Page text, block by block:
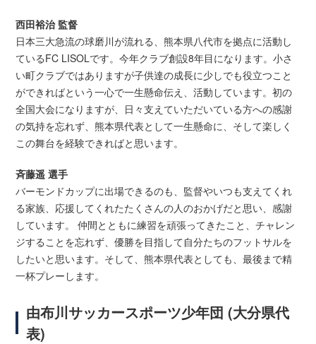
西田裕治 監督
日本三大急流の球磨川が流れる、熊本県八代市を拠点に活動し
ているFC LISOLです。今年クラブ創設8年目になります。小さ
い町クラブではありますが子供達の成長に少しでも役立つこと
ができればという一心で一生懸命伝え、活動しています。初の
全国大会になりますが、日々支えていただいている方への感謝
の気持を忘れず、熊本県代表として一生懸命に、そして楽しく
この舞台を経験できればと思います。
斉藤遥 選手
バーモンドカップに出場できるのも、監督やいつも支えてくれ
る家族、応援してくれたたくさんの人のおかげだと思い、感謝
しています。 仲間とともに練習を頑張ってきたこと、チャレン
ジすることを忘れず、優勝を目指して自分たちのフットサルを
したいと思います。そして、熊本県代表としても、最後まで精
一杯プレーします。
由布川サッカースポーツ少年団 (大分県代
表)